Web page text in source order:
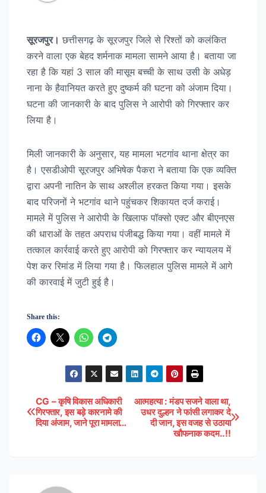
सूरजपुर। छत्तीसगढ़ के सूरजपुर जिले से रिश्तों को कलंकित
करने वाला एक बेहद शर्मनाक मामला सामने आया है। बताया जा
रहा है कि यहां 3 साल की मासूम बच्ची के साथ उसी के अधेड़
नाना के हैवानियत करते हुए दुष्कर्म की घटना को अंजाम दिया।
घटना की जानकारी के बाद पुलिस ने आरोपी को गिरफ्तार कर
लिया है।
मिली जानकारी के अनुसार, यह मामला भटगांव थाना क्षेत्र का
है। एसडीओपी सूरजपुर अभिषेक पैकरा ने बताया कि एक व्यक्ति
द्वारा अपनी नातिन के साथ अश्लील हरकत किया गया। इसके
बाद परिजनों ने भटगांव थाने पहुंचकर शिकायत दर्ज कराई।
मामले में पुलिस ने आरोपी के खिलाफ पॉक्सो एक्ट और बीएनएस
की धाराओं के तहत अपराध पंजीबद्ध किया गया। वहीं मामले में
तत्काल कार्रवाई करते हुए आरोपी को गिरफ्तार कर न्यायलय में
पेश कर रिमांड में लिया गया है। फिलहाल पुलिस मामले में आगे
की कारवाई में जुटी हुई है।
Share this:
Post
navigation
आत्महत्या : मंडप सजने वाला था,
उधर दुल्हन ने फांसी लगाकर दे
दी जान, इस वजह से उठाया
खौफनाक कदम..!!
CG – कृषि विकास अधिकारी
गिरफ्तार, इस बड़े कारनामे की
दिया अंजाम, जाने पूरा मामला…